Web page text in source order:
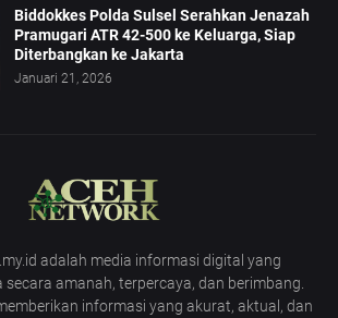
Biddokkes Polda Sulsel Serahkan Jenazah
Pramugari ATR 42-500 ke Keluarga, Siap
Diterbangkan ke Jakarta
Januari 21, 2026
adalah media informasi digital yang
secara amanah, terpercaya, dan berimbang.
informasi yang akurat, aktual, dan